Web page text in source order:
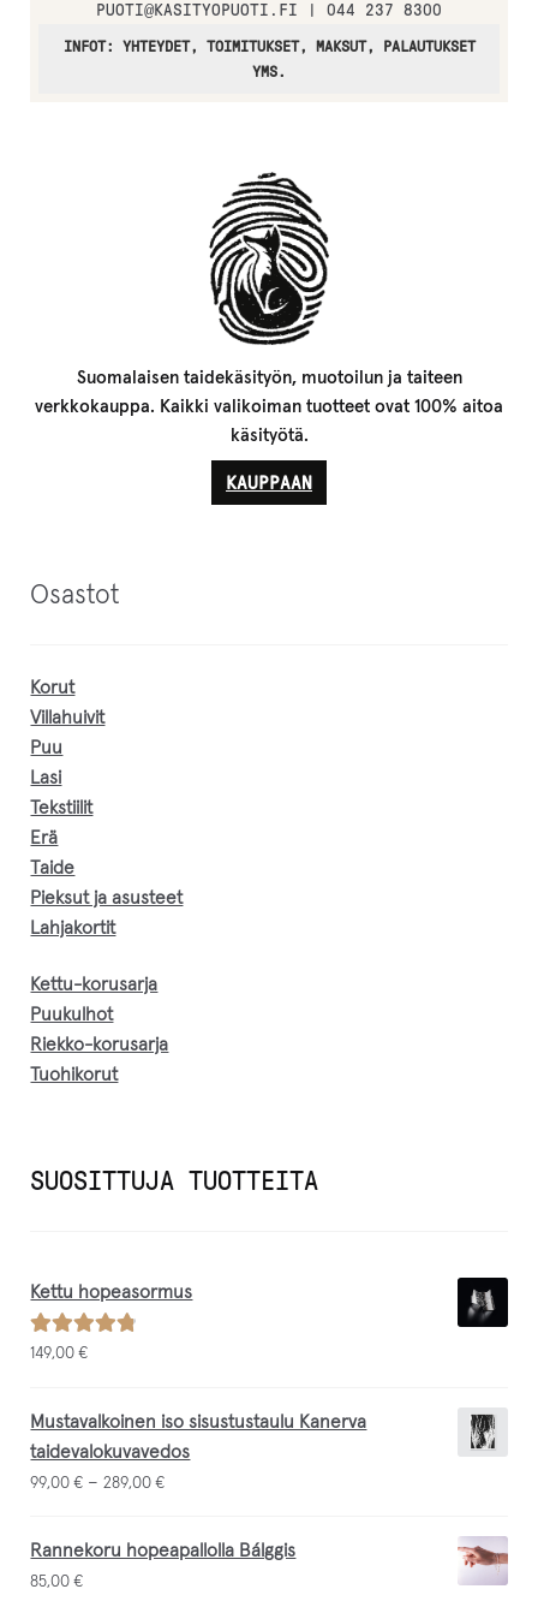
PUOTI@KASITYOPUOTI.FI | 044 237 8300
INFOT: YHTEYDET, TOIMITUKSET, MAKSUT, PALAUTUKSET
YMS.
Suomalaisen taidekäsityön, muotoilun ja taiteen
verkkokauppa. Kaikki valikoiman tuotteet ovat 100% aitoa
käsityötä.
KAUPPAAN
Osastot
Korut
Villahuivit
Puu
Lasi
Tekstiilit
Erä
Taide
Pieksut ja asusteet
Lahjakortit
Kettu-korusarja
Puukulhot
Riekko-korusarja
Tuohikorut
SUOSITTUJA TUOTTEITA
Kettu hopeasormus
Arvostelu
4.88/ 5
149,00€
Mustavalkoinen iso sisustustaulu Kanerva
taidevalokuvavedos
99,00€ –289,00€
Rannekoru hopeapallolla Bálggis
85,00€